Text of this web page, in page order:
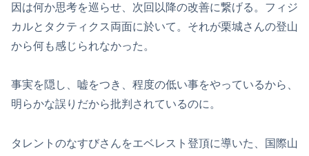
因は何か思考を巡らせ、次回以降の改善に繋げる。フィジ
カルとタクティクス両面に於いて。それが栗城さんの登山
から何も感じられなかった。
事実を隠し、嘘をつき、程度の低い事をやっているから、
明らかな誤りだから批判されているのに。
タレントのなすびさんをエベレスト登頂に導いた、国際山